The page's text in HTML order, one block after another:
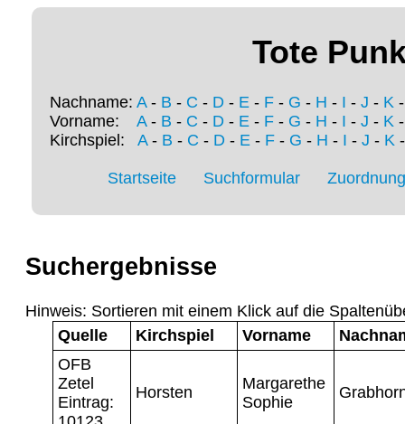
Tote
Nachname: A- B - C - D - E - F - G - H - I - J - K
Vorname: A- B - C - D - E - F - G - H - I - J - K
Kirchspiel: A- B - C - D- E- F- G - H - I - J - K
Startseite Suchformular
Suchergebnisse
Hinweis: Sortieren mit einem Klick auf die
Quelle
Kirchspiel Vorname
OFB
Zetel
Eintrag:
Horsten
Margarethe
Sophie